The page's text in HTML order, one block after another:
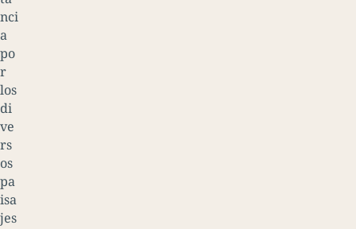
nci
a
po
r
los
di
ve
rs
os
pa
isa
jes